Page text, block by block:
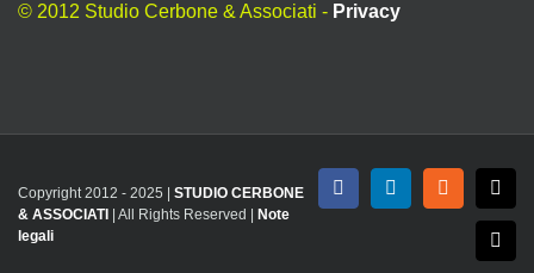
© 2012 Studio Cerbone & Associati - Privacy
Copyright 2012 - 2025 | STUDIO CERBONE
& ASSOCIATI
| All Rights Reserved |
Note
legali
FacebookLinkedInRss X